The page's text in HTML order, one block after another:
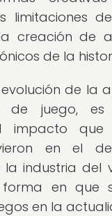
limitaciones
creación de
de la
de la
de juego, es
impacto que
en el
la industria del
en que
en la